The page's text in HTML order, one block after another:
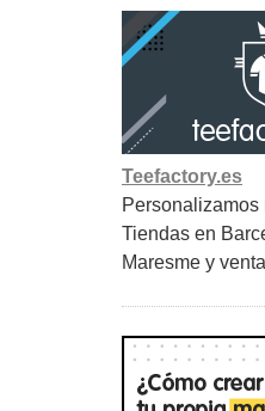
Teefactory.es
Personalizamos
Tiendas en
Maresme y